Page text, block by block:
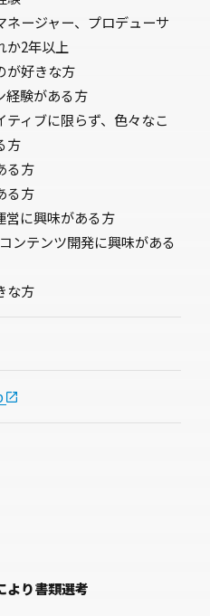
ネージャー、プロデューサ
2年以上
が好きな方
経験がある方
ティブに限らず、色々なこ
方
る方
る方
営に興味がある方
ンテンツ開発に興味がある
な方
より書類選考